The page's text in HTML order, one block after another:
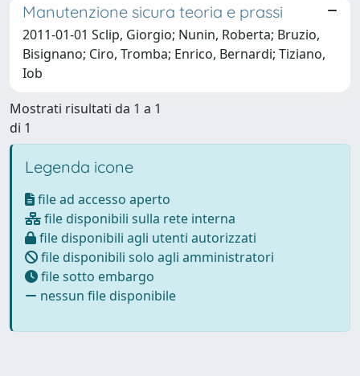
Manutenzione sicura teoria e prassi
2011-01-01 Sclip, Giorgio; Nunin, Roberta; Bruzio,
Bisignano; Ciro, Tromba; Enrico, Bernardi; Tiziano,
Iob
Mostrati risultati da 1 a 1
di 1
Legenda icone
file ad accesso aperto
file disponibili sulla rete interna
file disponibili agli utenti autorizzati
file disponibili solo agli amministratori
file sotto embargo
nessun file disponibile